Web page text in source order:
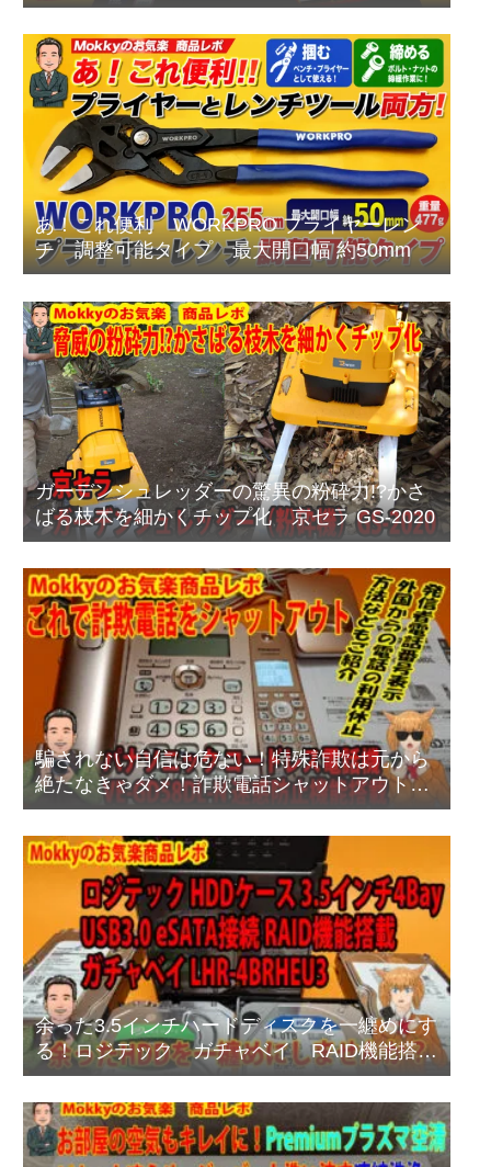
本音レビュー
あ！これ便利 WORKPRO プライヤーレン
チ 調整可能タイプ 最大開口幅 約50mm
ガーデンシュレッダーの驚異の粉砕力!?かさ
ばる枝木を細かくチップ化 京セラ GS-2020
騙されない自信は危ない！特殊詐欺は元から
絶たなきゃダメ！詐欺電話シャットアウト方
法
余った3.5インチハードディスクを一纏めにす
る！ロジテック ガチャベイ RAID機能搭載
タイプ LHR-4BRHEU3